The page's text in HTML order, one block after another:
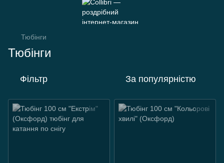
Тюбінги
Тюбінги
Фільтр За популярністю